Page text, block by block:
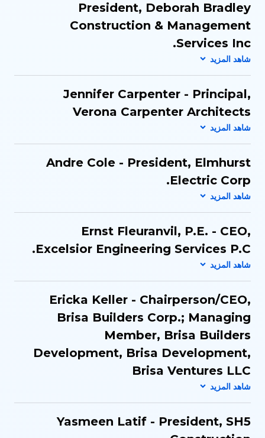
President, Deborah Bradley
Construction & Management
Services Inc.
Jennifer Carpenter - Principal,
Verona Carpenter Architects
Andre Cole - President, Elmhurst
Electric Corp.
Ernst Fleuranvil, P.E.​ - CEO​,
Excelsior Engineering Services P.C.
Ericka Keller - Chairperson/CEO​,
Brisa Builders Corp.​; Managing
Member​, Brisa Builders
Development, Brisa Development,
Brisa Ventures LLC​
Yasmeen Latif - President​, SH5